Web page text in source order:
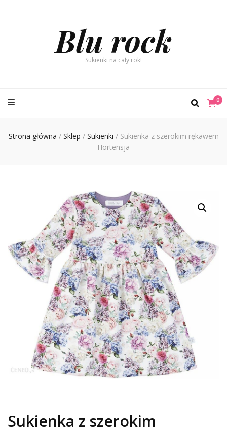
Blu rock
Sukienki na cały rok!
0
Strona główna / Sklep / Sukienki / Sukienka z szerokim rękawem
Hortensja
Sukienka z szerokim